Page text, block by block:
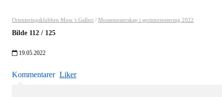
Orienteringsklubben Moss 's Galleri / Mossemesterskap i sprintorientering 2022
Bilde 112 / 125
19.05.2022
Kommentarer Liker